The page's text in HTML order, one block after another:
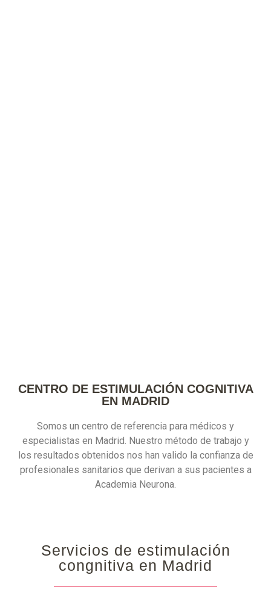
CENTRO DE ESTIMULACIÓN COGNITIVA
EN MADRID
Somos un centro de referencia para médicos y
especialistas en Madrid. Nuestro método de trabajo y
los resultados obtenidos nos han valido la confianza de
profesionales sanitarios que derivan a sus pacientes a
Academia Neurona.
Servicios de estimulación
congnitiva en Madrid